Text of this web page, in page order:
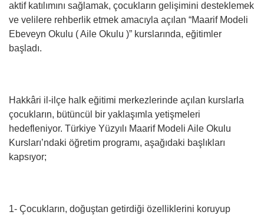
aktif katılımını sağlamak, çocukların gelişimini desteklemek
ve velilere rehberlik etmek amacıyla açılan “Maarif Modeli
Ebeveyn Okulu ( Aile Okulu )” kurslarında, eğitimler
başladı.
Hakkâri il-ilçe halk eğitimi merkezlerinde açılan kurslarla
çocukların, bütüncül bir yaklaşımla yetişmeleri
hedefleniyor. Türkiye Yüzyılı Maarif Modeli Aile Okulu
Kursları’ndaki öğretim programı, aşağıdaki başlıkları
kapsıyor;
1- Çocukların, doğuştan getirdiği özelliklerini koruyup